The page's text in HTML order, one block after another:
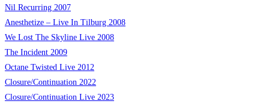
Nil Recurring 2007
Anesthetize – Live In Tilburg 2008
We Lost The Skyline Live 2008
The Incident 2009
Octane Twisted Live 2012
Closure/Continuation 2022
Closure/Continuation Live 2023